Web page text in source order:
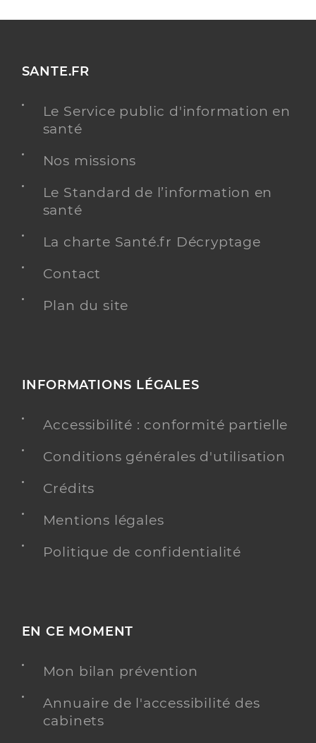
SANTE.FR
Le Service public d'information en
santé
Nos missions
Le Standard de l’information en
santé
La charte Santé.fr Décryptage
Contact
Plan du site
INFORMATIONS LÉGALES
Accessibilité : conformité partielle
Conditions générales d'utilisation
Crédits
Mentions légales
Politique de confidentialité
EN CE MOMENT
Mon bilan prévention
Annuaire de l'accessibilité des
cabinets